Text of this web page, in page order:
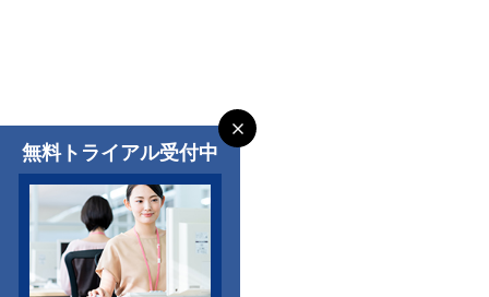
無料トライアル受付中